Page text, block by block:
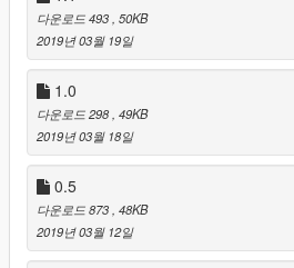
Thermal Vision
Changes to the color of the vehicle
Improvements (already
God mode, now you can't lose health
tiredness.
I thank Jitnaught for helping me with
function
I also thank bdking00 for having the
다운로드 493 , 50KB
2019년 03월 19일
1.0
다운로드 298 , 49KB
2019년 03월 18일
0.5
다운로드 873 , 48KB
2019년 03월 12일